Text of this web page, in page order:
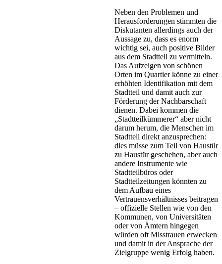
Neben den Problemen und
Herausforderungen stimmten die
Diskutanten allerdings auch der
Aussage zu, dass es enorm
wichtig sei, auch positive Bilder
aus dem Stadtteil zu vermitteln.
Das Aufzeigen von schönen
Orten im Quartier könne zu einer
erhöhten Identifikation mit dem
Stadtteil und damit auch zur
Förderung der Nachbarschaft
dienen. Dabei kommen die
„Stadtteilkümmerer“ aber nicht
darum herum, die Menschen im
Stadtteil direkt anzusprechen:
dies müsse zum Teil von Haustür
zu Haustür geschehen, aber auch
andere Instrumente wie
Stadtteilbüros oder
Stadtteilzeitungen könnten zu
dem Aufbau eines
Vertrauensverhältnisses beitragen
– offizielle Stellen wie von den
Kommunen, von Universitäten
oder von Ämtern hingegen
würden oft Misstrauen erwecken
und damit in der Ansprache der
Zielgruppe wenig Erfolg haben.